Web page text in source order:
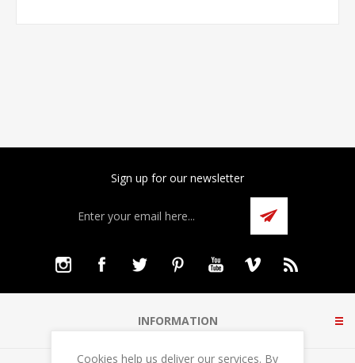
Sign up for our newsletter
INFORMATION
Cookies help us deliver our services. By